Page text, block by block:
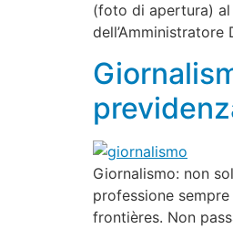
(foto di apertura) al
Giornalismo: non
professione
frontières. Non